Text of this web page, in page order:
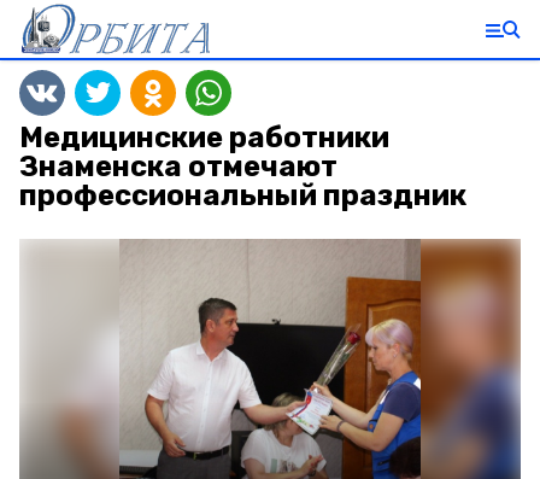
Медицинские работники
Знаменска отмечают
профессиональный праздник